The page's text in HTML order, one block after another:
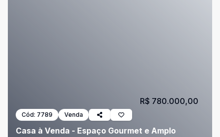
Cód: 7789 Venda
Casa à Venda - Espaço Gourmet e Amplo
R$ 780.000,00